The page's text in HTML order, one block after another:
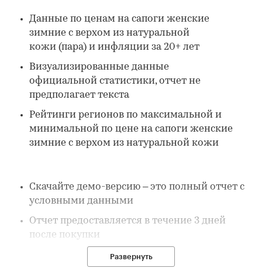
Данные по ценам на сапоги женские
зимние с верхом из натуральной
кожи (пара) и инфляции за 20+ лет
Визуализированные данные
официальной статистики, отчет не
предполагает текста
Рейтинги регионов по максимальной и
минимальной по цене на сапоги женские
зимние с верхом из натуральной кожи
Скачайте демо-версию – это полный отчет с
условными данными
Отчет предоставляется в течение 3 дней
после покупки
Развернуть